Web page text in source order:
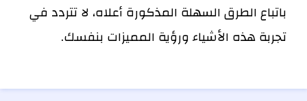
باتباع الطرق السهلة المذكورة أعلاه، لا تتردد في
تجربة هذه الأشياء ورؤية المميزات بنفسك.